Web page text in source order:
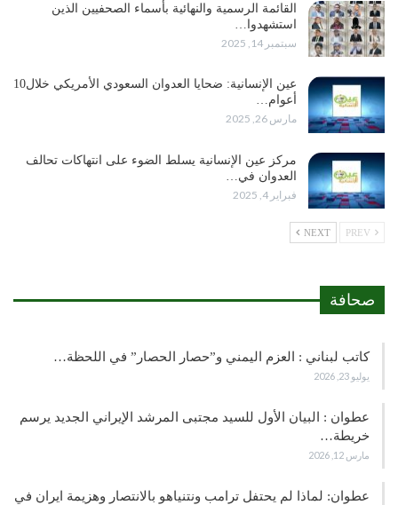
القائمة الرسمية والنهائية بأسماء الصحفيين الذين
استشهدوا…
سبتمبر 14, 2025
عين الإنسانية: ضحايا العدوان السعودي الأمريكي خلال10
أعوام…
مارس 26, 2025
مركز عين الإنسانية يسلط الضوء على انتهاكات تحالف
العدوان في…
فبراير 4, 2025
NEXT
صحافة
كاتب لبناني : العزم اليمني و”حصار الحصار” في اللحظة…
يوليو 23, 2026
عطوان : البيان الأول للسيد مجتبى المرشد الإيراني الجديد يرسم
خريطة…
مارس 12, 2026
عطوان: لماذا لم يحتفل ترامب ونتنياهو بالانتصار وهزيمة ايران في